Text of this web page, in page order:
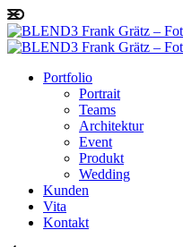
Portfolio
Portrait
Teams
Architektur
Event
Produkt
Wedding
Kunden
Vita
Kontakt